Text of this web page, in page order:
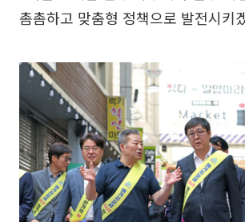
촘촘하고 맞춤형 정책으로 발전시키